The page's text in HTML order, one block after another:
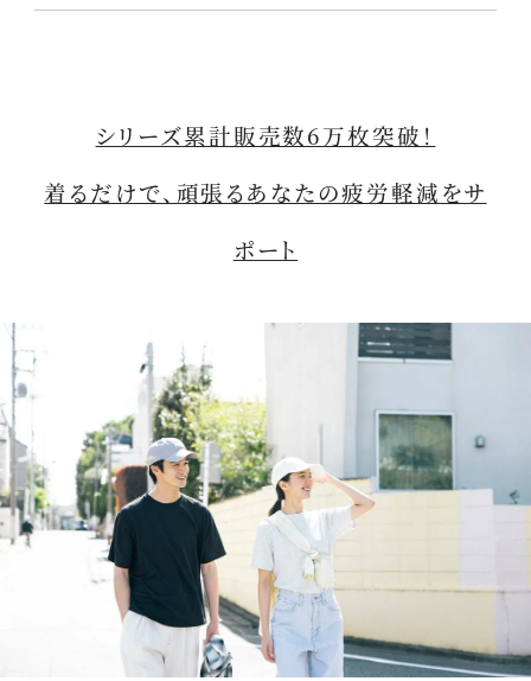
シリーズ累計販売数6万枚突破！
着るだけで、頑張るあなたの疲労軽減をサ
ポート